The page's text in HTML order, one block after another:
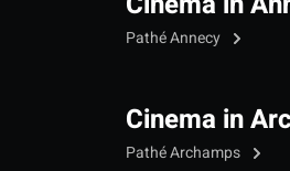
Pathé Annecy
Cinema in
Pathé Archamps